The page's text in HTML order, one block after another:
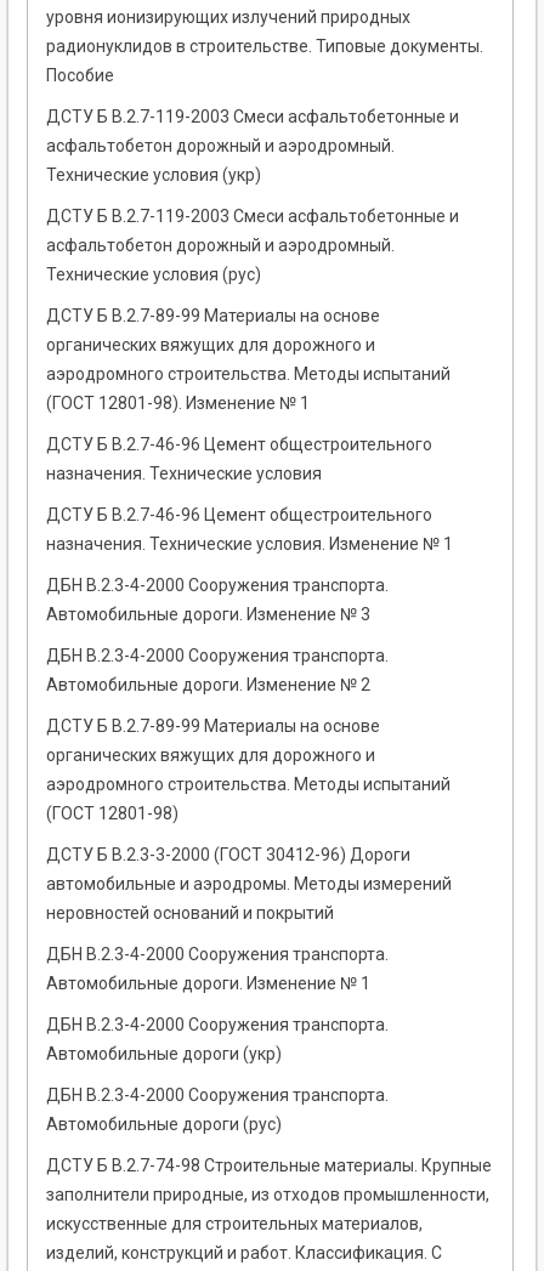
уровня ионизирующих излучений природных
радионуклидов в строительстве. Типовые документы.
Пособие
ДСТУ Б В.2.7-119-2003 Смеси асфальтобетонные и
асфальтобетон дорожный и аэродромный.
Технические условия (укр)
ДСТУ Б В.2.7-119-2003 Смеси асфальтобетонные и
асфальтобетон дорожный и аэродромный.
Технические условия (рус)
ДСТУ Б В.2.7-89-99 Материалы на основе
органических вяжущих для дорожного и
аэродромного строительства. Методы испытаний
(ГОСТ 12801-98). Изменение № 1
ДСТУ Б В.2.7-46-96 Цемент общестроительного
назначения. Технические условия
ДСТУ Б В.2.7-46-96 Цемент общестроительного
назначения. Технические условия. Изменение № 1
ДБН В.2.3-4-2000 Сооружения транспорта.
Автомобильные дороги. Изменение № 3
ДБН В.2.3-4-2000 Сооружения транспорта.
Автомобильные дороги. Изменение № 2
ДСТУ Б В.2.7-89-99 Материалы на основе
органических вяжущих для дорожного и
аэродромного строительства. Методы испытаний
(ГОСТ 12801-98)
ДСТУ Б В.2.3-3-2000 (ГОСТ 30412-96) Дороги
автомобильные и аэродромы. Методы измерений
неровностей оснований и покрытий
ДБН В.2.3-4-2000 Сооружения транспорта.
Автомобильные дороги. Изменение № 1
ДБН В.2.3-4-2000 Сооружения транспорта.
Автомобильные дороги (укр)
ДБН В.2.3-4-2000 Сооружения транспорта.
Автомобильные дороги (рус)
ДСТУ Б В.2.7-74-98 Строительные материалы. Крупные
заполнители природные, из отходов промышленности,
искусственные для строительных материалов,
изделий, конструкций и работ. Классификация. С